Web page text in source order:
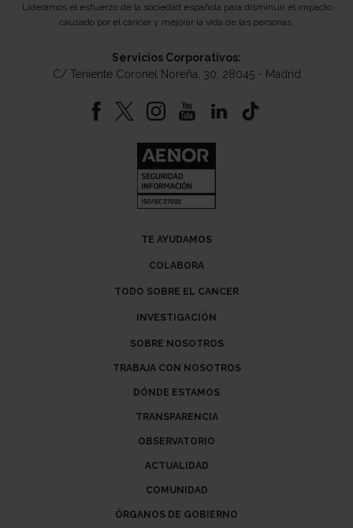
Lideramos el esfuerzo de la sociedad española para disminuir el impacto
causado por el cáncer y mejorar la vida de las personas.
Servicios Corporativos:
C/ Teniente Coronel Noreña, 30, 28045 - Madrid
TE AYUDAMOS
COLABORA
TODO SOBRE EL CANCER
INVESTIGACIÓN
SOBRE NOSOTROS
TRABAJA CON NOSOTROS
DÓNDE ESTAMOS
TRANSPARENCIA
OBSERVATORIO
ACTUALIDAD
COMUNIDAD
ÓRGANOS DE GOBIERNO